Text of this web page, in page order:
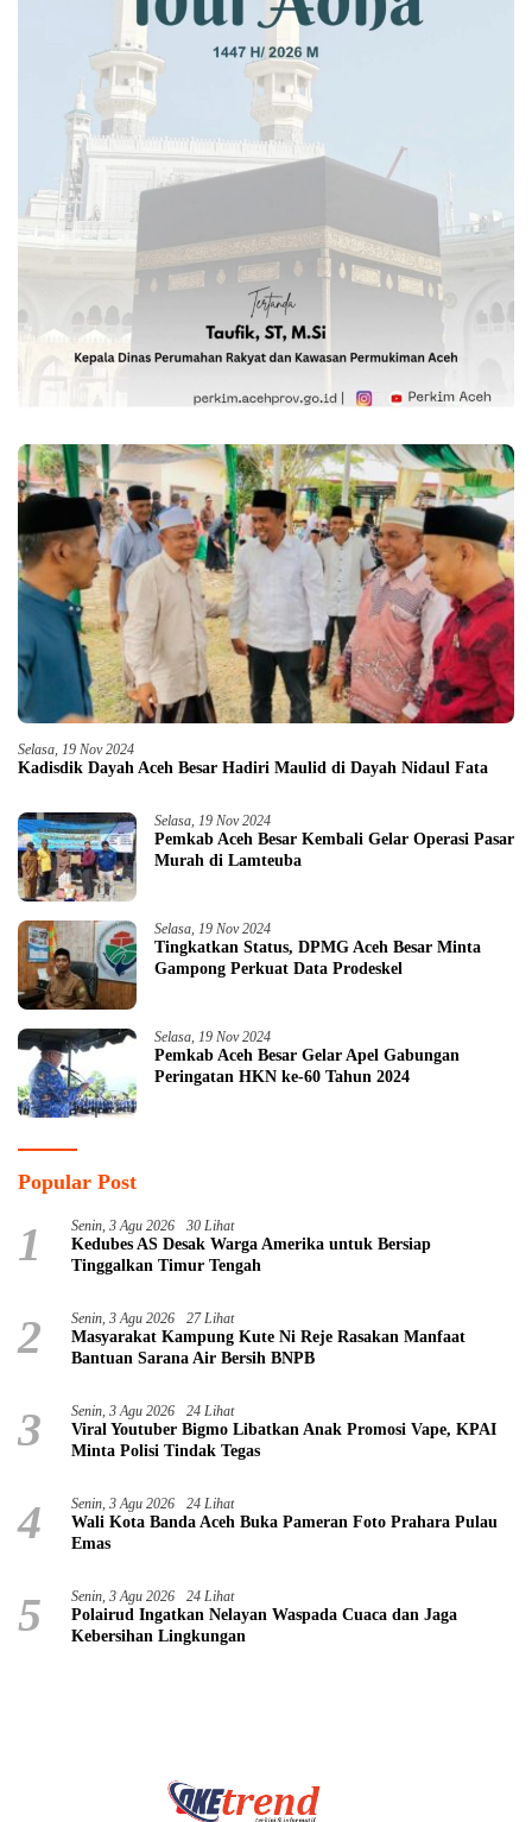
Selasa, 19 Nov 2024
Kadisdik Dayah Aceh Besar Hadiri Maulid di Dayah Nidaul Fata
Selasa, 19 Nov 2024
Pemkab Aceh Besar Kembali Gelar Operasi Pasar
Murah di Lamteuba
Selasa, 19 Nov 2024
Tingkatkan Status, DPMG Aceh Besar Minta
Gampong Perkuat Data Prodeskel
Selasa, 19 Nov 2024
Pemkab Aceh Besar Gelar Apel Gabungan
Peringatan HKN ke-60 Tahun 2024
Popular Post
1 Senin, 3 Agu 2026 30 Lihat
Kedubes AS Desak Warga Amerika untuk Bersiap
Tinggalkan Timur Tengah
2 Senin, 3 Agu 2026 27 Lihat
Masyarakat Kampung Kute Ni Reje Rasakan Manfaat
Bantuan Sarana Air Bersih BNPB
3 Senin, 3 Agu 2026 24 Lihat
Viral Youtuber Bigmo Libatkan Anak Promosi Vape, KPAI
Minta Polisi Tindak Tegas
4 Senin, 3 Agu 2026 24 Lihat
Wali Kota Banda Aceh Buka Pameran Foto Prahara Pulau
Emas
5 Senin, 3 Agu 2026 24 Lihat
Polairud Ingatkan Nelayan Waspada Cuaca dan Jaga
Kebersihan Lingkungan